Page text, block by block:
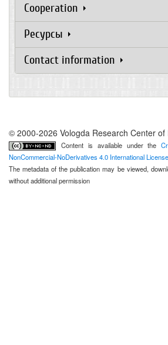
Cooperation
Ресурсы
Contact information
© 2000-2026 Vologda Research Center of
Content is available under the
NonCommercial-NoDerivatives 4.0 International License
The metadata of the publication may be viewed,
without additional permission